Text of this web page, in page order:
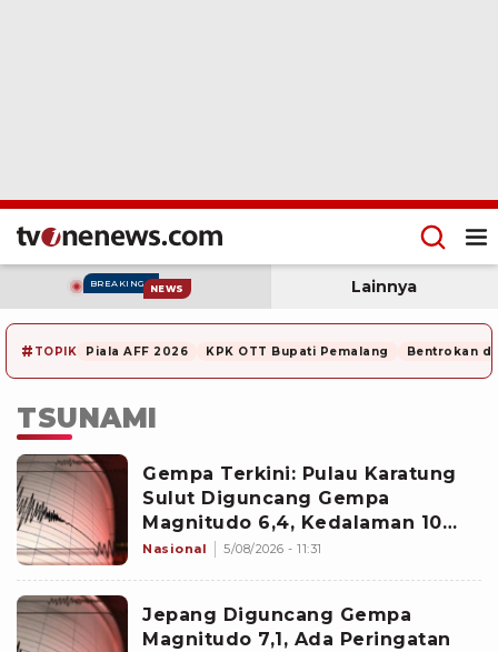
BREAKING NEWS Lainnya
# TOPIK Piala AFF 2026 KPK OTT Bupati Pemalang Bentrokan di
TSUNAMI
Gempa Terkini: Pulau Karatung
Sulut Diguncang Gempa
Magnitudo 6,4, Kedalaman 10
Kilometer
Nasional 5/08/2026 - 11:31
Jepang Diguncang Gempa
Magnitudo 7,1, Ada Peringatan